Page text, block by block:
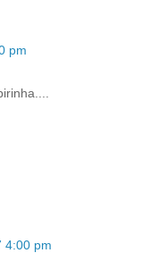
pm
4:00 pm